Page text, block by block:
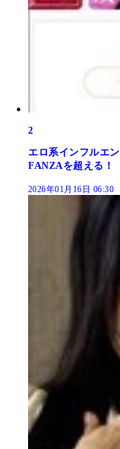
2
エロ系インフルエ
FANZAを超える！
2026年01月16日 06:30